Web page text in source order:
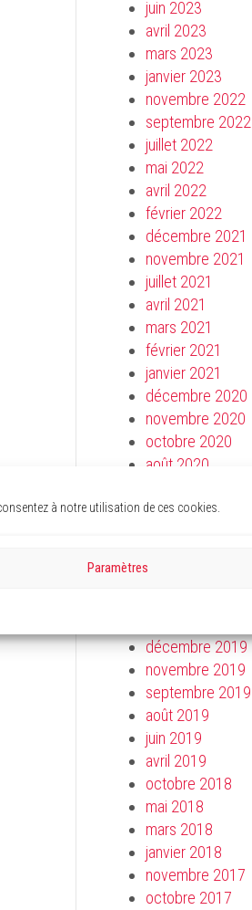
à notre utilisation de ces cookies.
Paramètres
juin 2023
avril 2023
mars 2023
janvier 2023
novembre 2022
septembre 2022
juillet 2022
mai 2022
avril 2022
février 2022
décembre 2021
novembre 2021
juillet 2021
avril 2021
mars 2021
février 2021
janvier 2021
décembre 2020
novembre 2020
octobre 2020
août 2020
juin 2020
mars 2020
décembre 2019
novembre 2019
septembre 2019
août 2019
juin 2019
avril 2019
octobre 2018
mai 2018
mars 2018
janvier 2018
novembre 2017
octobre 2017